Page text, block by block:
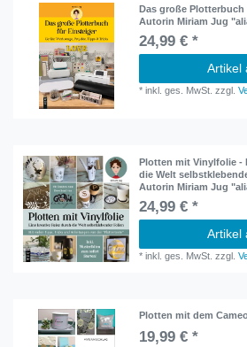
Das große
Autorin Miriam Jug
24,99 € *
Artikel
*inkl. ges. MwSt. zzgl.
Plotten mit Vinylfolie -
die Welt
Autorin Miriam Jug
24,99 € *
Artikel
*inkl. ges. MwSt. zzgl.
Plotten mit dem
19,99 € *